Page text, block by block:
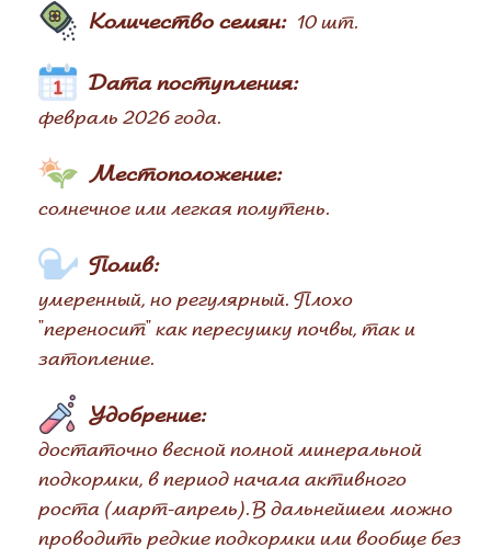
Количество семян: 10 шт.
Дата поступления:
февраль 2026 года.
Местоположение:
солнечное или легкая полутень.
Полив:
умеренный, но регулярный. Плохо
"переносит" как пересушку почвы, так и
затопление.
Удобрение:
достаточно весной полной минеральной
подкормки, в период начала активного
роста (март-апрель). В дальнейшем можно
проводить редкие подкормки или вообще без